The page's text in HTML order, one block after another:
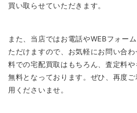
買い取らせていただきます。
また、当店ではお電話やWEBフォーム
ただけますので、お気軽にお問い合
料での宅配買取はもちろん、査定料
無料となっております。ぜひ、再度
用くださいませ。